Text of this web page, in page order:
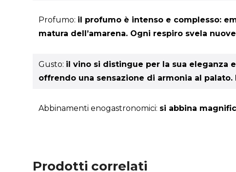
Profumo: il profumo è intenso e complesso:
matura dell’amarena. Ogni respiro svela
Gusto: il vino si distingue per la sua eleganza
offrendo una sensazione di armonia al
Abbinamenti enogastronomici: si abbina
Prodotti correlati